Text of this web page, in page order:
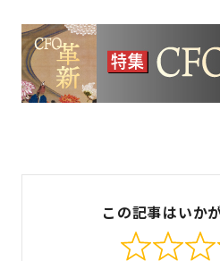
この記事はいか